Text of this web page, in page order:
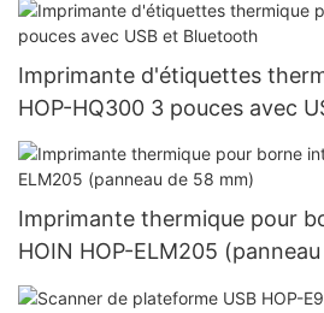
Imprimante d'étiquettes
HOP-HQ300 3 pouces avec
Imprimante thermique pour
HOIN HOP-ELM205